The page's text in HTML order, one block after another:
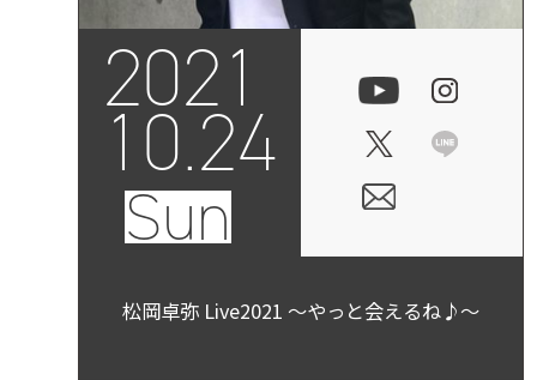
2021
10.24
Sun
松岡卓弥 Live2021 ～やっと会えるね♪～